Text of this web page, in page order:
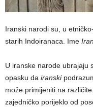
Iranski narodi su, u
starih Indoiranaca. Ime Iran
U iranske narode ubrajaju
opasku da iranski
može primijeniti na
zajedničko porijeklo od